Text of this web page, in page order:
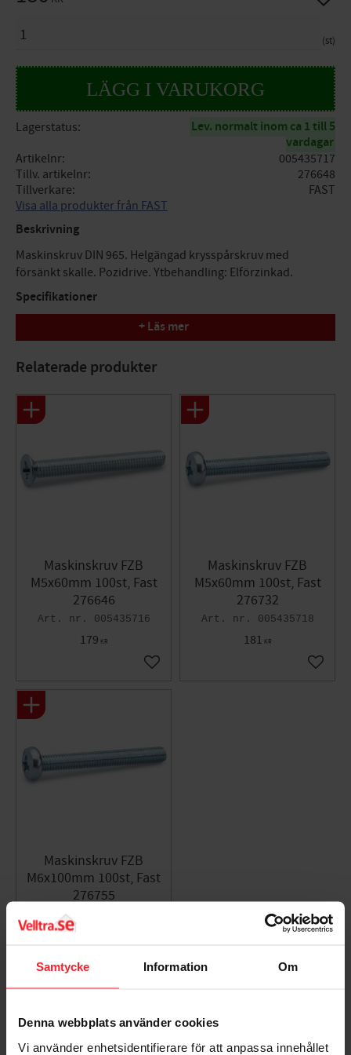
Samtycke Information Om
Denna webbplats använder cookies
Vi använder enhetsidentifierare för att anpassa innehållet
st
Lagerstatus
Lev. normalt inom ca 1 till 5
vardagar
Artikelnr
005435717
Tillv. artikelnr
276648
Tillverkare
FAST
Visa alla produkter från FAST
Beskrivning
Maskinskruv DIN 965. Helgängad krysspårskruv med
försänkt skalle. Pozidrive. Ytbehandling: Elförzinkad.
Specifikationer
Längd: 80mm
Bits: PZ2
+ Läs mer
Omdömen
Relaterade produkter
Maskinskruv FZB
M5x60mm 100st, Fast
276646
005435716
179 KR
Lägg till i favoriter
Maskinskruv FZB
M5x60mm 100st, Fast
276732
005435718
181 KR
Lägg
Maskinskruv FZB
M6x100mm 100st, Fast
276755
Lägg till i favoriter